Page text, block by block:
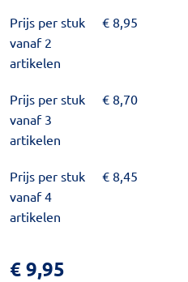
Prijs per stuk
vanaf 2
artikelen
€ 8,95
Prijs per stuk
vanaf 3
artikelen
€ 8,70
Prijs per stuk
vanaf 4
artikelen
€ 8,45
€9,95